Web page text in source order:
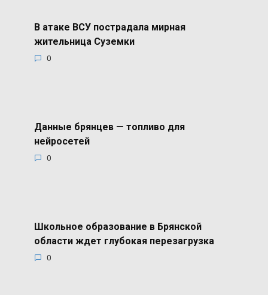
В атаке ВСУ пострадала мирная
жительница Суземки
0
Данные брянцев — топливо для
нейросетей
0
Школьное образование в Брянской
области ждет глубокая перезагрузка
0